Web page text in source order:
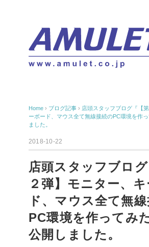
Home › ブログ記事 › 店頭スタッフブログ『【
ーボード、マウス全て無線接続のPC環境を作
ました。
2018-10-22
店頭スタッフブロ
２弾】モニター、
ド、マウス全て無
PC環境を作ってみ
公開しました。